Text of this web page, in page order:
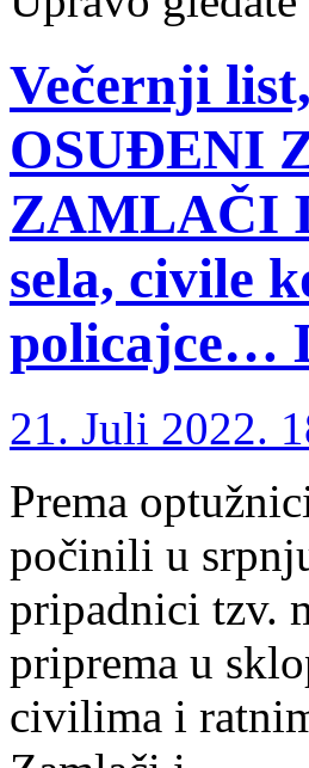
Večernji
OSUĐENI
ZAMLAČI
sela, civile
policajce…
21. Juli 2022.
Prema
počinili u
pripadnici tzv.
priprema u
civilima i